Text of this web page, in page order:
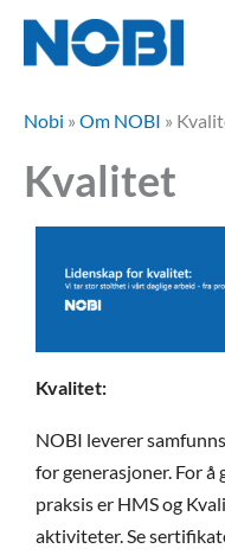
Hopp
innholdet
Nobi » Om NOBI »
Kvalitet
Kvalitet:
NOBI leverer
for generasjoner. For
praksis er HMS og
aktiviteter. Se